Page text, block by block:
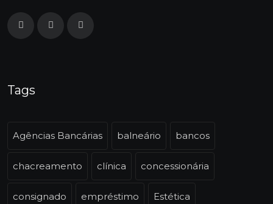
Tags
Agências Bancárias balneário bancos
chacreamento clínica concessionária
consignado empréstimo Estética